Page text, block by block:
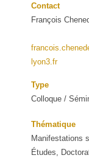
Contact
François
lyon3.fr
Type
Colloque /
Thématique
Manifestations
Études,